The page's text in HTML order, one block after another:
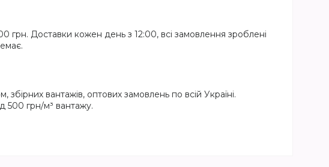
грн. Доставки кожен день з 12:00, всі замовлення зроблені
вантажів, оптових замовлень по всій Україні.
500 грн/м³ вантажу.